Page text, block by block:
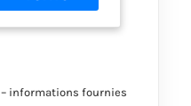
informations fournies